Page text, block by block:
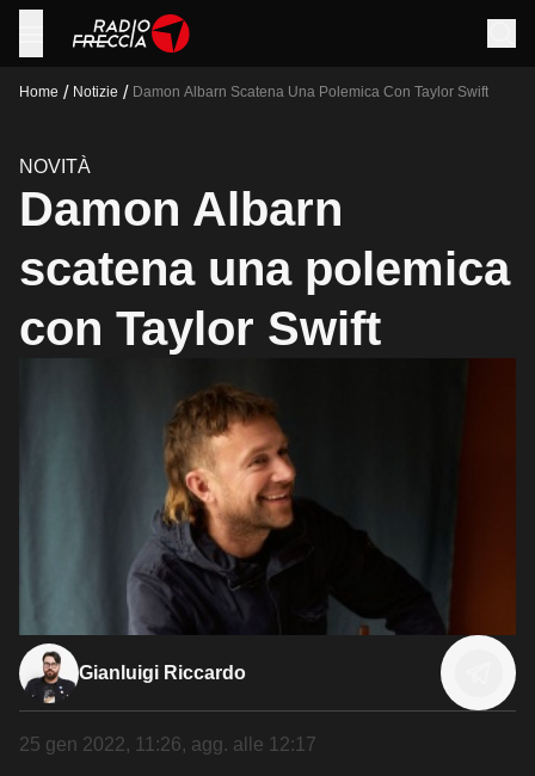
Home / Notizie / Damon Albarn Scatena Una Polemica Con Taylor Swift
NOVITÀ
Damon Albarn
scatena una polemica
con Taylor Swift
Gianluigi Riccardo
25 gen 2022, 11:26, agg. alle 12:17